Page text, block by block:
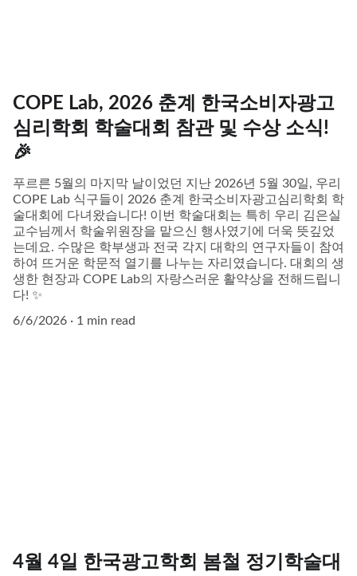
COPE Lab, 2026 춘계 한국소비자광고
심리학회 학술대회 참관 및 수상 소식!
🎉
푸르른 5월의 마지막 날이었던 지난 2026년 5월 30일, 우리
COPE Lab 식구들이 2026 춘계 한국소비자광고심리학회 학
술대회에 다녀왔습니다! 이번 학술대회는 특히 우리 김은실
교수님께서 학술위원장을 맡으신 행사였기에 더욱 뜻깊었
는데요. 수많은 학부생과 전국 각지 대학의 연구자들이 참여
하여 뜨거운 학문적 열기를 나누는 자리였습니다. 대회의 생
생한 현장과 COPE Lab의 자랑스러운 활약상을 전해드립니
다! ✨
6/6/2026
1 min read
4월 4일 한국광고학회 봄철 정기학술대